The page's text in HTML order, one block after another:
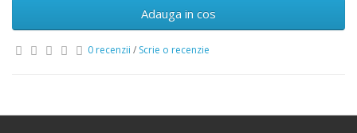
Adauga in cos
0 recenzii / Scrie o recenzie